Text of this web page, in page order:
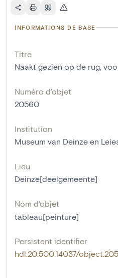
INFORMATIONS DE BASE
Titre
Naakt gezien op de rug,
Numéro d'objet
20560
Institution
Museum van Deinze en
Lieu
Deinze[deelgemeente]
Nom d'objet
tableau[peinture]
Persistent identifier
hdl:20.500.14037/